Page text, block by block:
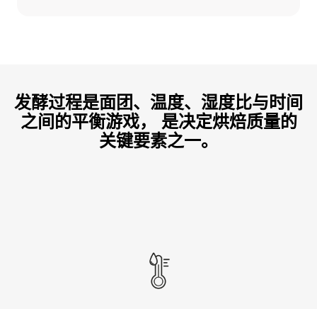
发酵过程是面团、温度、湿度比与时间
之间的平衡游戏， 是决定烘焙质量的
关键要素之一。